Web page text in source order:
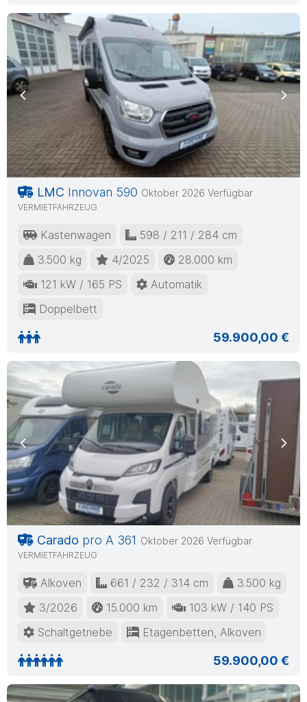
Previous Next
LMC Innovan 590 Oktober 2026 Verfügbar
VERMIETFAHRZEUG
Kastenwagen
598 / 211 / 284 cm
3.500 kg
4/2025
28.000 km
121 kW / 165 PS
Automatik
Doppelbett
59.900,00 €
Previous Next
Carado pro A 361 Oktober 2026 Verfügbar
VERMIETFAHRZEUG
Alkoven 661 / 232 / 314 cm
3.500 kg
3/2026
15.000 km
103 kW / 140 PS
Schaltgetriebe
Etagenbetten, Alkoven
59.900,00 €